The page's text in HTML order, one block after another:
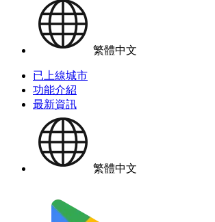
繁體中文
已上線城市
功能介紹
最新資訊
繁體中文